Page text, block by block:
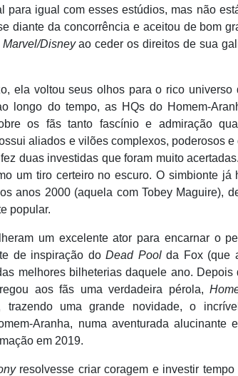
para igual com esses estúdios, mas não est
diante da concorrência e aceitou de bom
Marvel/Disneyao ceder os direitos de sua
ela voltou seus olhos para o rico universo
longo do tempo, as HQs do Homem-
reos fãs tanto fascínio e admiração
aliados e vilões complexos, poderosos e
duas investidas que foram muito
um tiro certeiro no escuro. O simbionte já
anos 2000 (aquela com Tobey Maguire),
popular.
um excelente ator para encarnar o
de inspiração do Dead Poolda Fox (que
melhores bilheterias daquele ano. Depois
aos fãs uma verdadeira pérola,
trazendo uma grande novidade, o
Aranha, numa aventurada alucinante
em 2019.
resolvesse criar coragem e investir tempo